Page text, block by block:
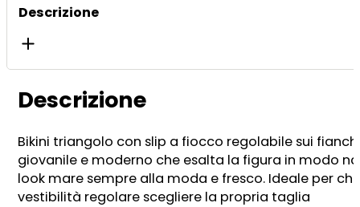
Descrizione
Descrizione
Bikini triangolo con slip a fiocco regolabile sui
giovanile e moderno che esalta la figura in modo
look mare sempre alla moda e fresco. Ideale per
vestibilità regolare scegliere la propria taglia